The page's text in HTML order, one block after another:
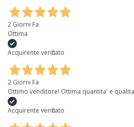
2 Giorni Fa
Ottima
Acquirente verificato
2 Giorni Fa
Ottimo venditore! Ottima quantita' e
Acquirente verificato